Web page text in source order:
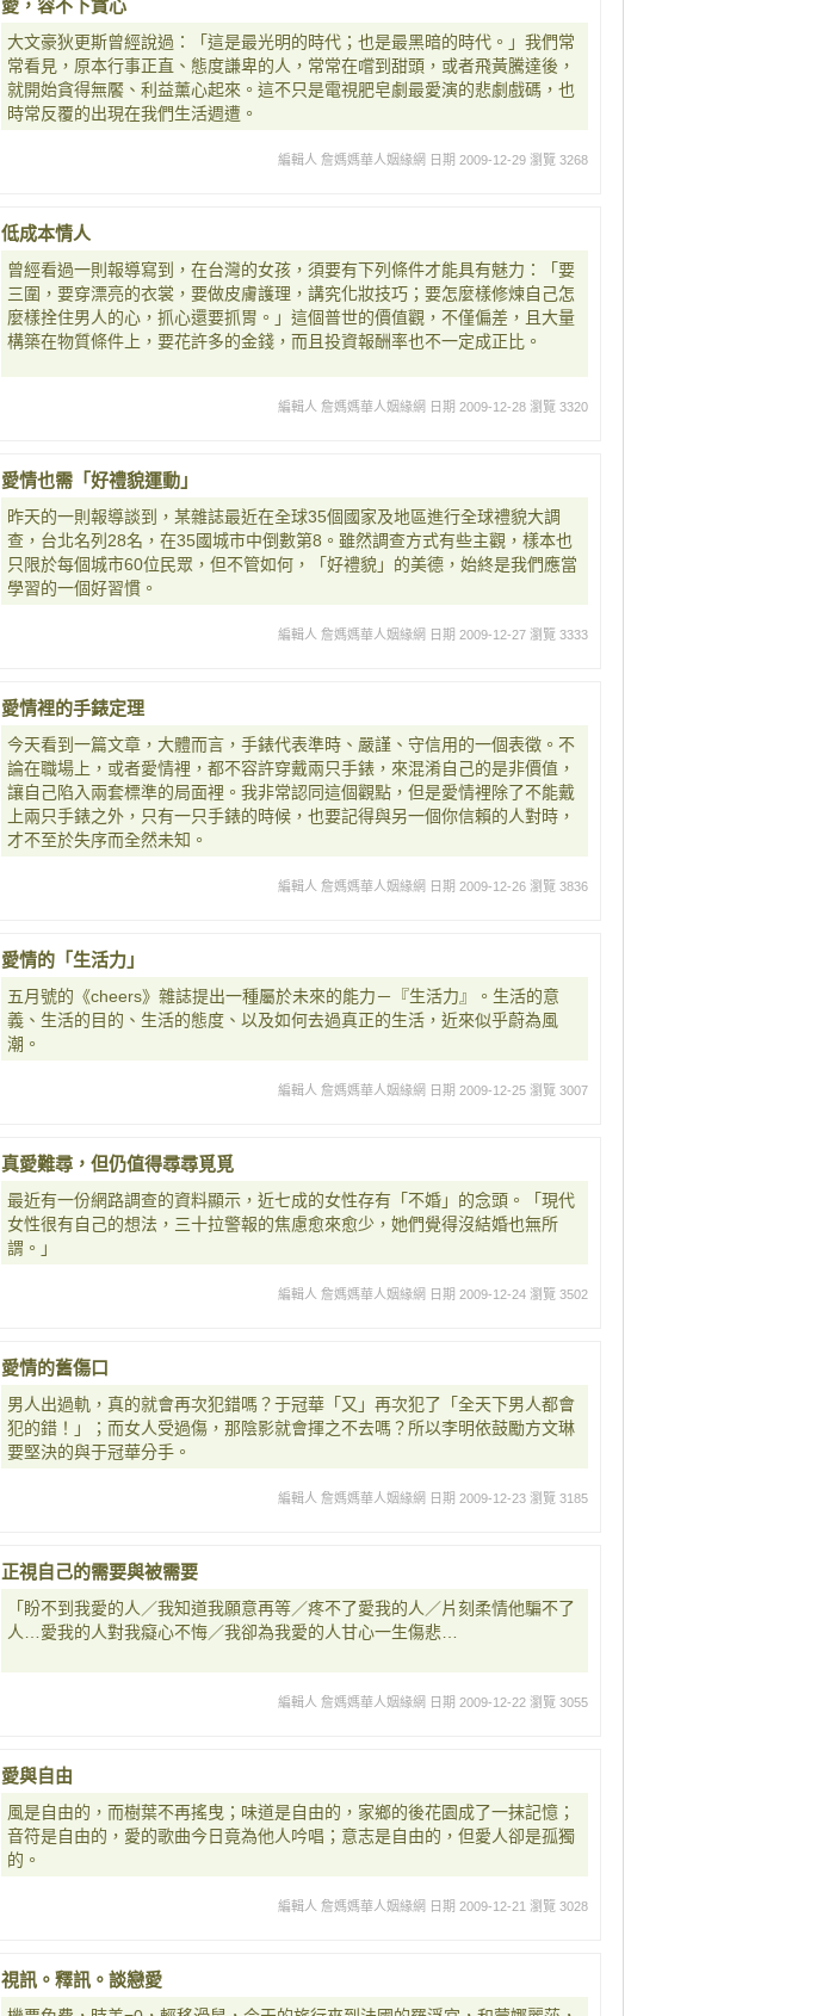
愛，容不下貪心
大文豪狄更斯曾經說過：「這是最光明的時代；也是最黑暗的時代。」我們常
常看見，原本行事正直、態度謙卑的人，常常在嚐到甜頭，或者飛黃騰達後，
就開始貪得無饜、利益薰心起來。這不只是電視肥皂劇最愛演的悲劇戲碼，也
時常反覆的出現在我們生活週遭。
編輯人 詹媽媽華人姻緣網 日期 2009-12-29 瀏覽 3268
低成本情人
曾經看過一則報導寫到，在台灣的女孩，須要有下列條件才能具有魅力：「要
三圍，要穿漂亮的衣裳，要做皮膚護理，講究化妝技巧；要怎麼樣修煉自己怎
麼樣拴住男人的心，抓心還要抓胃。」這個普世的價值觀，不僅偏差，且大量
構築在物質條件上，要花許多的金錢，而且投資報酬率也不一定成正比。
編輯人 詹媽媽華人姻緣網 日期 2009-12-28 瀏覽 3320
愛情也需「好禮貌運動」
昨天的一則報導談到，某雜誌最近在全球35個國家及地區進行全球禮貌大調
查，台北名列28名，在35國城市中倒數第8。雖然調查方式有些主觀，樣本也
只限於每個城市60位民眾，但不管如何，「好禮貌」的美德，始終是我們應當
學習的一個好習慣。
編輯人 詹媽媽華人姻緣網 日期 2009-12-27 瀏覽 3333
愛情裡的手錶定理
今天看到一篇文章，大體而言，手錶代表準時、嚴謹、守信用的一個表徵。不
論在職場上，或者愛情裡，都不容許穿戴兩只手錶，來混淆自己的是非價值，
讓自己陷入兩套標準的局面裡。我非常認同這個觀點，但是愛情裡除了不能戴
上兩只手錶之外，只有一只手錶的時候，也要記得與另一個你信賴的人對時，
才不至於失序而全然未知。
編輯人 詹媽媽華人姻緣網 日期 2009-12-26 瀏覽 3836
愛情的「生活力」
五月號的《cheers》雜誌提出一種屬於未來的能力－『生活力』。生活的意
義、生活的目的、生活的態度、以及如何去過真正的生活，近來似乎蔚為風
潮。
編輯人 詹媽媽華人姻緣網 日期 2009-12-25 瀏覽 3007
真愛難尋，但仍值得尋尋覓覓
最近有一份網路調查的資料顯示，近七成的女性存有「不婚」的念頭。「現代
女性很有自己的想法，三十拉警報的焦慮愈來愈少，她們覺得沒結婚也無所
謂。」
編輯人 詹媽媽華人姻緣網 日期 2009-12-24 瀏覽 3502
愛情的舊傷口
男人出過軌，真的就會再次犯錯嗎？于冠華「又」再次犯了「全天下男人都會
犯的錯！」；而女人受過傷，那陰影就會揮之不去嗎？所以李明依鼓勵方文琳
要堅決的與于冠華分手。
編輯人 詹媽媽華人姻緣網 日期 2009-12-23 瀏覽 3185
正視自己的需要與被需要
「盼不到我愛的人／我知道我願意再等／疼不了愛我的人／片刻柔情他騙不了
人…愛我的人對我癡心不悔／我卻為我愛的人甘心一生傷悲…
編輯人 詹媽媽華人姻緣網 日期 2009-12-22 瀏覽 3055
愛與自由
風是自由的，而樹葉不再搖曳；味道是自由的，家鄉的後花園成了一抹記憶；
音符是自由的，愛的歌曲今日竟為他人吟唱；意志是自由的，但愛人卻是孤獨
的。
編輯人 詹媽媽華人姻緣網 日期 2009-12-21 瀏覽 3028
視訊。釋訊。談戀愛